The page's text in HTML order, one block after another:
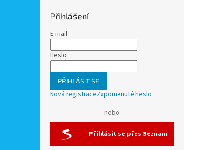
Přihlášení
E-mail
Heslo
PŘIHLÁSIT SE
Nová registraceZapomenuté heslo
nebo
Přihlásit se přes Seznam